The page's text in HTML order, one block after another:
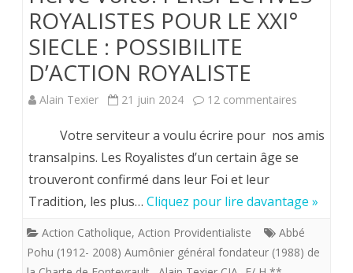
ROYALISTES POUR LE XXI°
SIECLE : POSSIBILITE
D’ACTION ROYALISTE
Alain Texier 21 juin 2024 12 commentaires
Volto.
POUR
Votre serviteur a voulu écrire pour nos amis
transalpins. Les Royalistes d’un certain âge se
trouveront confirmé dans leur Foi et leur
Tradition, les plus… Cliquez pour lire davantage »
Action Catholique, Action Providentialiste
Abbé
Pohu (1912- 2008) Aumônier général fondateur (1988) de